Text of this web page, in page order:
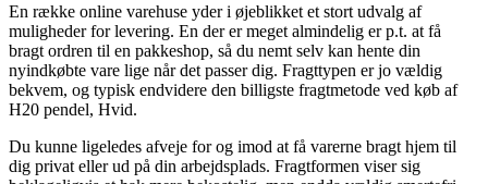
En række online varehuse yder i øjeblikket et stort udvalg af
muligheder for levering. En der er meget almindelig er p.t. at få
bragt ordren til en pakkeshop, så du nemt selv kan hente din
nyindkøbte vare lige når det passer dig. Fragttypen er jo vældig
bekvem, og typisk endvidere den billigste fragtmetode ved køb af
H20 pendel, Hvid.
Du kunne ligeledes afveje for og imod at få varerne bragt hjem til
dig privat eller ud på din arbejdsplads. Fragtformen viser sig